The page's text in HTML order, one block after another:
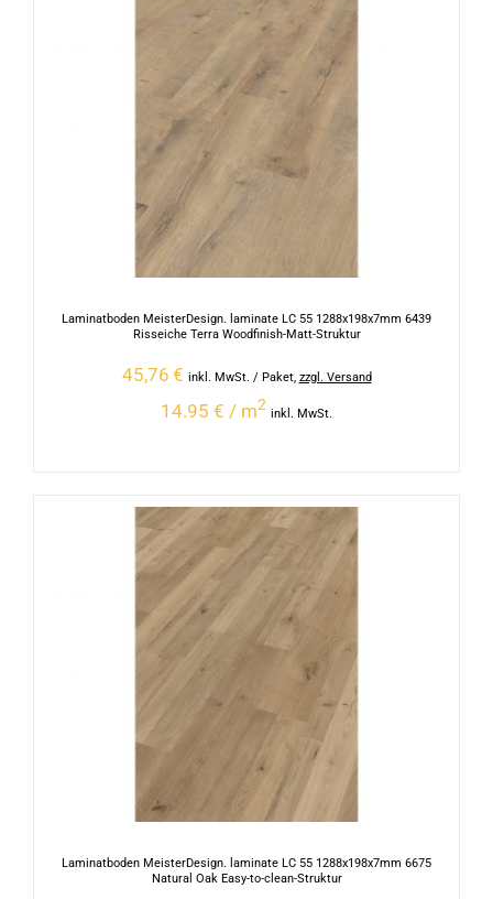
Laminatboden MeisterDesign. laminate LC 55 1288x198x7mm 6439
Risseiche Terra Woodfinish-Matt-Struktur
45,76 € inkl. MwSt. / Paket, zzgl. Versand
14.95 € / m2
inkl. MwSt.
Laminatboden MeisterDesign. laminate LC 55 1288x198x7mm 6675
Natural Oak Easy-to-clean-Struktur